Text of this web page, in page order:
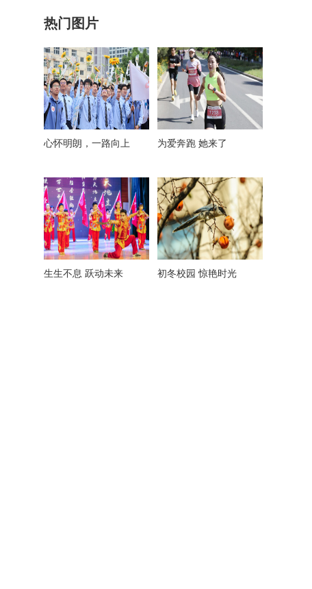
热门图片
心怀明朗，一路向上 为爱奔跑 她来了
生生不息 跃动未来 初冬校园 惊艳时光